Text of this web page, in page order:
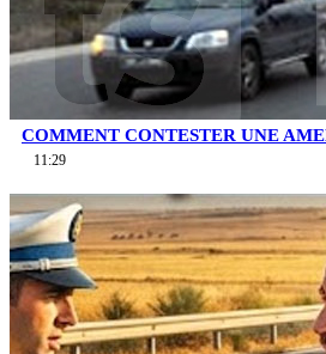
COMMENT CONTESTER UNE
11:29